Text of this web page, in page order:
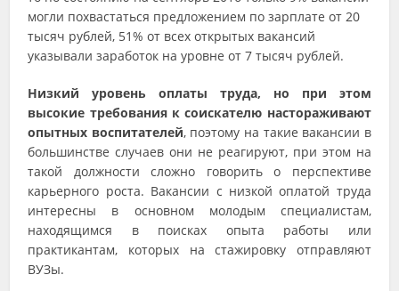
могли похвастаться предложением по зарплате от 20
тысяч рублей, 51% от всех открытых вакансий
указывали заработок на уровне от 7 тысяч рублей.
Низкий уровень оплаты труда, но при этом
высокие требования к соискателю настораживают
опытных воспитателей, поэтому на такие вакансии в
большинстве случаев они не реагируют, при этом на
такой должности сложно говорить о перспективе
карьерного роста. Вакансии с низкой оплатой труда
интересны в основном молодым специалистам,
находящимся в поисках опыта работы или
практикантам, которых на стажировку отправляют
ВУЗы.